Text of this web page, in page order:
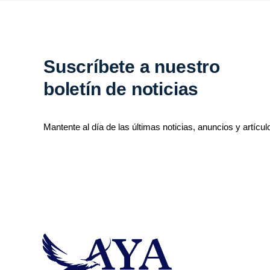
Suscríbete a nuestro
boletín de noticias
Mantente al día de las últimas noticias, anuncios y